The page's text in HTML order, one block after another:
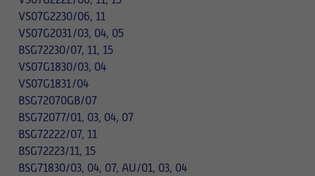
VS07G2230/06, 11
VS07G2031/03, 04, 05
BSG72230/07, 11, 15
VS07G1830/03, 04
VS07G1831/04
BSG72070GB/07
BSG72077/01, 03, 04, 07
BSG72222/07, 11
BSG72223/11, 15
BSG71830/03, 04, 07, AU/01, 03, 04